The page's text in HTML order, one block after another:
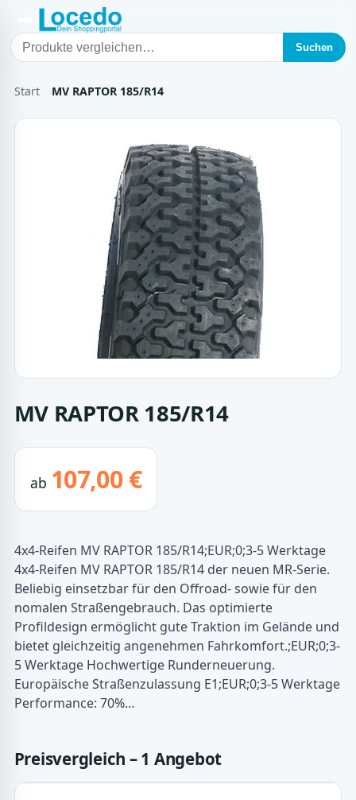
Suchen
Start MV RAPTOR 185/R14
MV RAPTOR 185/R14
ab 107,00 €
4x4-Reifen MV RAPTOR 185/R14;EUR;0;3-5 Werktage
4x4-Reifen MV RAPTOR 185/R14 der neuen MR-Serie.
Beliebig einsetzbar für den Offroad- sowie für den
nomalen Straßengebrauch. Das optimierte
Profildesign ermöglicht gute Traktion im Gelände und
bietet gleichzeitig angenehmen Fahrkomfort.;EUR;0;3-
5 Werktage Hochwertige Runderneuerung.
Europäische Straßenzulassung E1;EUR;0;3-5 Werktage
Performance: 70%…
Preisvergleich – 1 Angebot